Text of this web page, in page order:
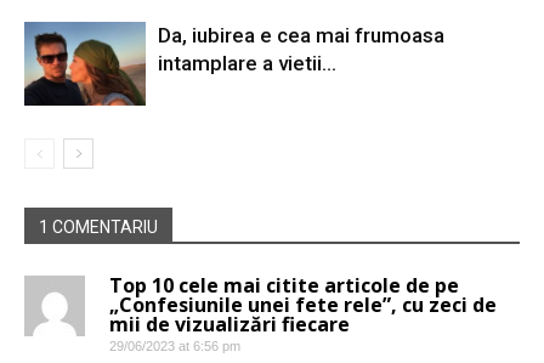
Da, iubirea e cea mai frumoasa
intamplare a vietii…
1 COMENTARIU
Top 10 cele mai citite articole de pe
„Confesiunile unei fete rele”, cu zeci de
mii de vizualizări fiecare
29/06/2023 at 6:56 pm